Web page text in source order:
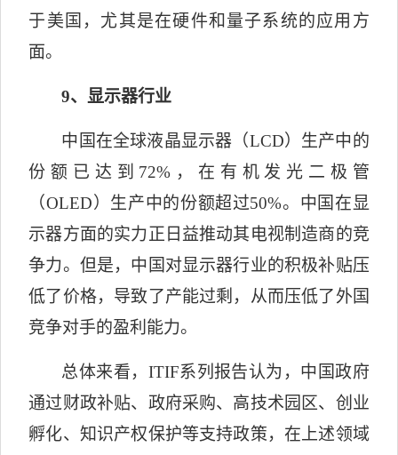
于美国，尤其是在硬件和量子系统的应用方
面。
9、显示器行业
中国在全球液晶显示器（LCD）生产中的
份额已达到 72% ，在有机发光二极管
（OLED）生产中的份额超过50%。中国在显
示器方面的实力正日益推动其电视制造商的竞
争力。但是，中国对显示器行业的积极补贴压
低了价格，导致了产能过剩，从而压低了外国
竞争对手的盈利能力。
总体来看， ITIF系列报告认为，中国政府
通过财政补贴、政府采购、高技术园区、创业
孵化、知识产权保护等支持政策，在上述领域